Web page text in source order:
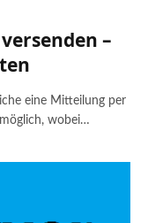
–
eine Mitteilung per
wobei…